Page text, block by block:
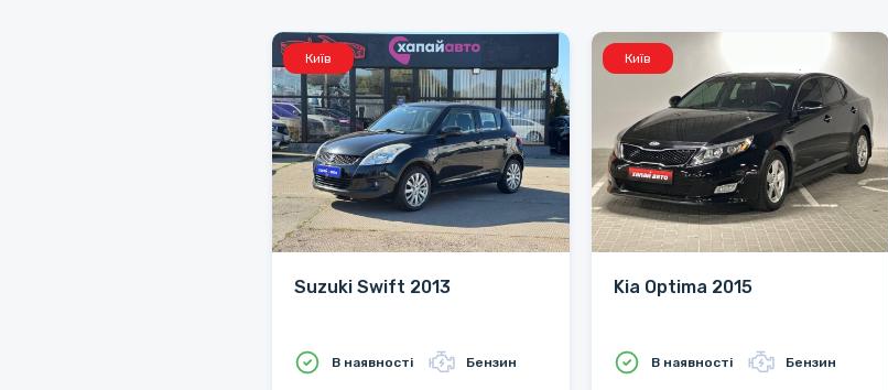
Київ
Suzuki Swift 2013
В наявності Бензин
Київ
Kia Optima 2015
В наявності Бензин